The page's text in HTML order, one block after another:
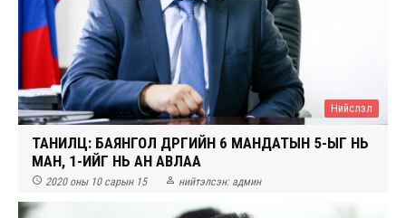
Нийслэл
ТАНИЛЦ: БАЯНГОЛ ДҮҮРГИЙН 6 МАНДАТЫН 5-ЫГ НЬ
МАН, 1-ИЙГ НЬ АН АВЛАА
 2020 оны 10 сарын 15  нийтэлсэн: админ